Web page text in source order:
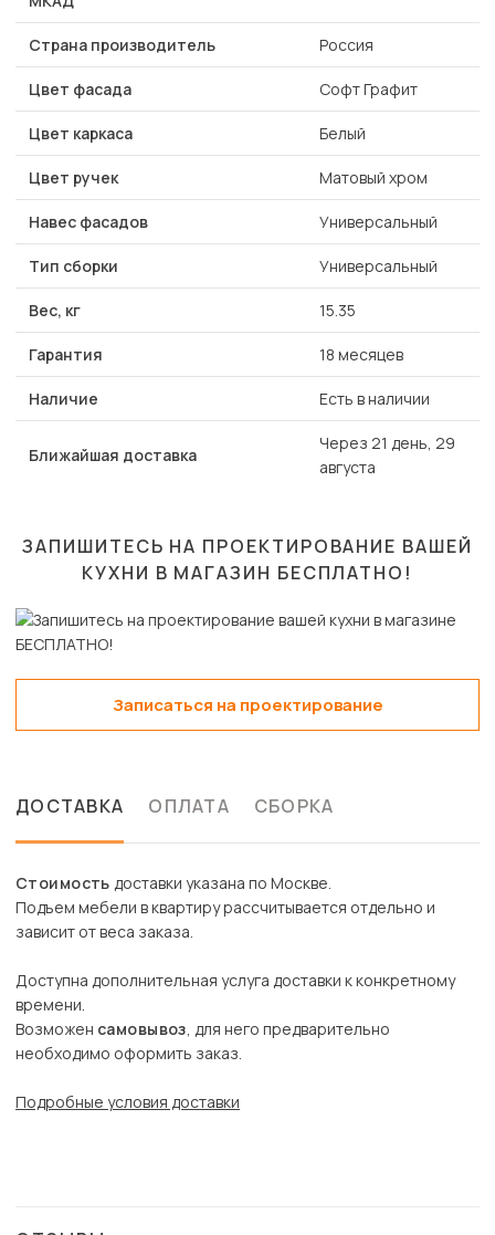
Страна производитель Россия
Цвет фасада Софт Графит
Цвет каркаса Белый
Цвет ручек Матовый хром
Навес фасадов Универсальный
Тип сборки Универсальный
Вес, кг 15.35
Гарантия 18 месяцев
Наличие Есть в наличии
Ближайшая доставка
Через 21 день, 29
августа
ЗАПИШИТЕСЬ НА ПРОЕКТИРОВАНИЕ ВАШЕЙ
КУХНИ В МАГАЗИН БЕСПЛАТНО!
Записаться на проектирование
ДОСТАВКА ОПЛАТА СБОРКА
Стоимость доставки указана по Москве.
Подъем мебели в квартиру рассчитывается отдельно и
зависит от веса заказа.
Доступна дополнительная услуга доставки к конкретному
времени.
Возможен самовывоз, для него предварительно
необходимо оформить заказ.
Подробные условия доставки